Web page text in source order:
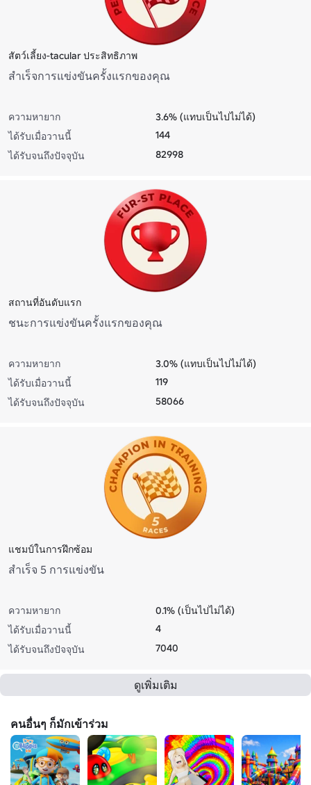
สัตว์เลี้ยง-tacular ประสิทธิภาพ
สําเร็จการแข่งขันครั้งแรกของคุณ
ความหายาก
3.6% (แทบเป็นไปไม่ได้)
ได้รับเมื่อวานนี้
144
ได้รับจนถึงปัจจุบัน
82998
สถานที่อันดับแรก
ชนะการแข่งขันครั้งแรกของคุณ
ความหายาก
3.0% (แทบเป็นไปไม่ได้)
ได้รับเมื่อวานนี้
119
ได้รับจนถึงปัจจุบัน
58066
แชมป์ในการฝึกซ้อม
สําเร็จ 5 การแข่งขัน
ความหายาก
0.1% (เป็นไปไม่ได้)
ได้รับเมื่อวานนี้
4
ได้รับจนถึงปัจจุบัน
7040
ดูเพิ่มเติม
คนอื่นๆ ก็มักเข้าร่วม